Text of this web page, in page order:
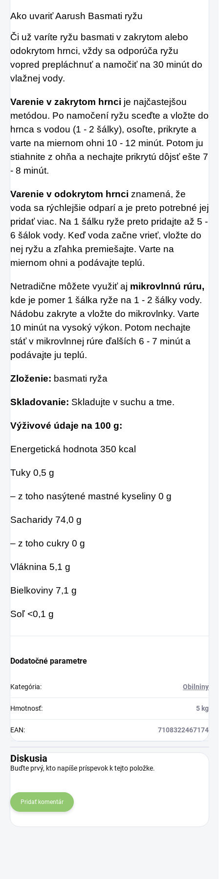
Ako uvariť Aarush Basmati ryžu
Či už varíte ryžu basmati v zakrytom alebo
odokrytom hrnci, vždy sa odporúča ryžu
vopred prepláchnuť a namočiť na 30 minút do
vlažnej vody.
Varenie v zakrytom hrnci je najčastejšou
metódou. Po namočení ryžu sceďte a vložte do
hrnca s vodou (1 - 2 šálky), osoľte, prikryte a
varte na miernom ohni 10 - 12 minút. Potom ju
stiahnite z ohňa a nechajte prikrytú dôjsť ešte 7
- 8 minút.
Varenie v odokrytom hrnci znamená, že
voda sa rýchlejšie odparí a je preto potrebné jej
pridať viac. Na 1 šálku ryže preto pridajte až 5 -
6 šálok vody. Keď voda začne vrieť, vložte do
nej ryžu a zľahka premiešajte. Varte na
miernom ohni a podávajte teplú.
Netradične môžete využiť aj mikrovlnnú rúru,
kde je pomer 1 šálka ryže na 1 - 2 šálky vody.
Nádobu zakryte a vložte do mikrovlnky. Varte
10 minút na vysoký výkon. Potom nechajte
stáť v mikrovlnnej rúre ďalších 6 - 7 minút a
podávajte ju teplú.
Zloženie: basmati ryža
Skladovanie: Skladujte v suchu a tme.
Výživové údaje na 100 g:
Energetická hodnota 350 kcal
Tuky 0,5 g
– z toho nasýtené mastné kyseliny 0 g
Sacharidy 74,0 g
– z toho cukry 0 g
Vláknina 5,1 g
Bielkoviny 7,1 g
Soľ <0,1 g
Dodatočné parametre
Kategória: Obilniny
Hmotnosť: 5 kg
EAN: 7108322467174
Diskusia
Buďte prvý, kto napíše príspevok k tejto položke.
Pridať komentár